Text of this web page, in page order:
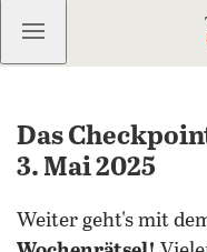
Kostenlos
Das
3. Mai 2025
Weiter geht's mit